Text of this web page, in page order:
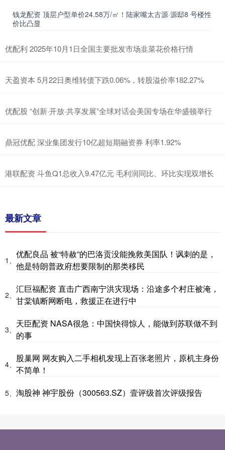
钱龙配资 顶层户型单价24.58万/㎡！陆家嘴太古源·源邸8 号楼性
价比凸显
优配利 2025年10月1日全国主要批发市场韭菜花价格行情
天盈资本 5月22日奥维转债下跌0.06%，转股溢价率182.27%
优配股 “创新·开放·共享发展”全球对话会美国专场在华盛顿举行
鼎冠优配 深业集团发行10亿超短期融资券 利率1.92%
港联配资 斗鱼Q1总收入9.47亿元 毛利润同比、环比实现双增长
最新文章
1、
优配良品 被“特赦”的巴洛贡没能挽救美国队！讽刺的是，
他是特朗普政府想要限制的那类移民
2、
汇巨福配资 直击广西南宁洪灾现场：沿途多个村庄被淹，
甘棠镇断网断电，救援正在进行中
3、
天臣配资 NASA很急：中国快得惊人，能做到苏联做不到
的事
4、
股巢网 网友购入二手相机发现上百张老照片，原机主身份
不简单！
5、 淘股神 神宇股份（300563.SZ）壹评级首次评级报告